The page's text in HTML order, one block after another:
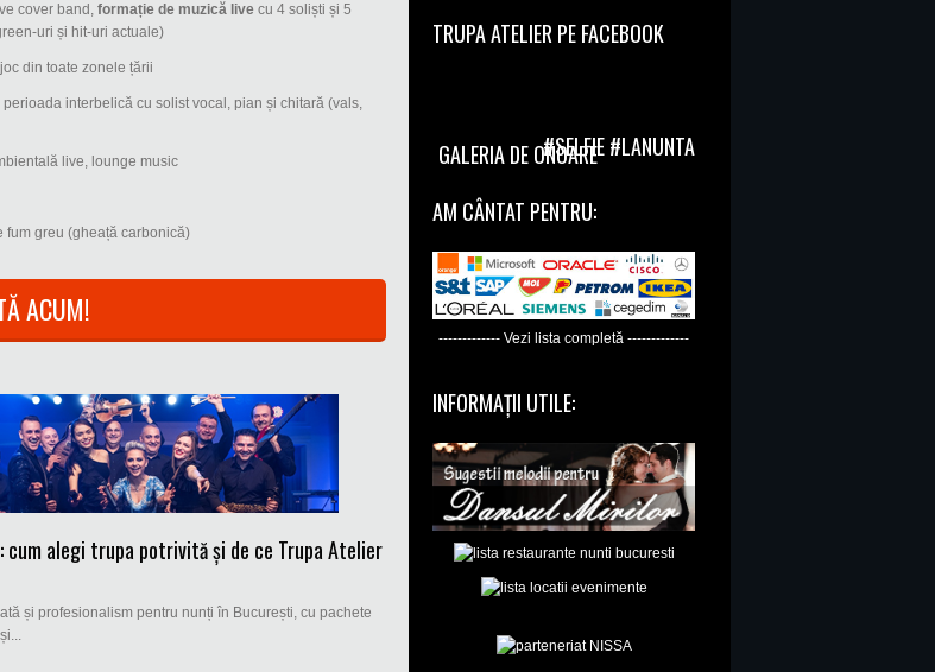
cover band, formație de muzică live cu 4 soliști și 5
uri și hit-uri actuale)
din toate zonele țării
interbelică cu solist vocal, pian și chitară (vals,
live, lounge music
fum greu (gheață carbonică)
ACUM!
cum alegi trupa potrivită și de ce Trupa Atelier
și profesionalism pentru nunți în București, cu pachete
TRUPA ATELIER PE FACEBOOK
GALERIA DE ONOARE#SELFIE #LANUNTA
AM CÂNTAT PENTRU:
------------- Vezi lista completă -------------
INFORMAȚII UTILE: